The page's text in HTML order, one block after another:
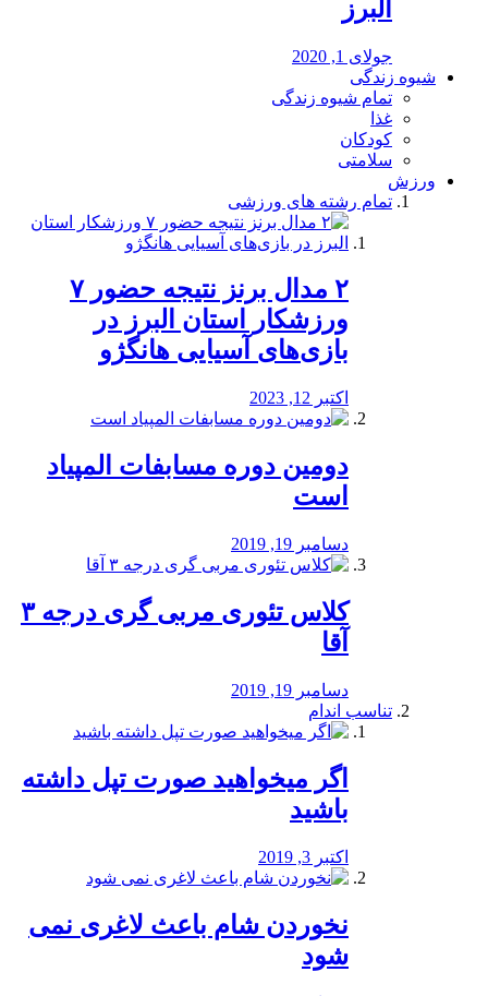
البرز
جولای 1, 2020
شیوه زندگی
تمام شیوه زندگی
غذا
کودکان
سلامتی
ورزش
تمام رشته های ورزشی
۲ مدال برنز نتیجه حضور ۷
ورزشکار استان البرز در
بازی‌های آسیایی هانگژو
اکتبر 12, 2023
دومین دوره مسابفات المپیاد
است
دسامبر 19, 2019
کلاس تئوری مربی گری درجه ۳
آقا
دسامبر 19, 2019
تناسب اندام
اگر میخواهید صورت تپل داشته
باشید
اکتبر 3, 2019
نخوردن شام باعث لاغری نمی
‌شود